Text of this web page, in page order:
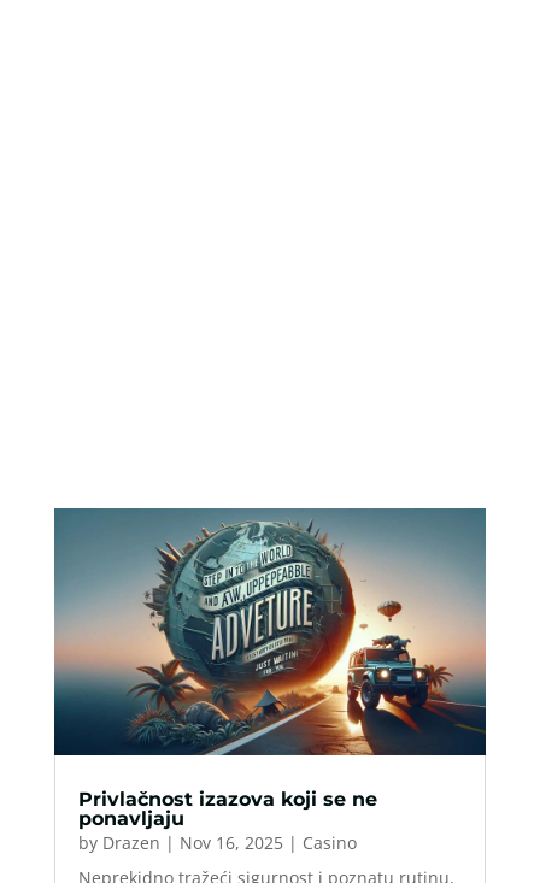
Privlačnost izazova koji se ne
ponavljaju
by Drazen | Nov 16, 2025| Casino
Neprekidno tražeći sigurnost i poznatu rutinu,